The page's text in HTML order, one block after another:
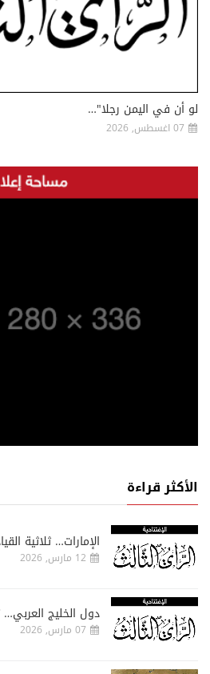
لو أن في اليمن رجلا"…
07 اغسطس, 2026
الأكثر قراءة
الإمارات… ثلاثية
12 مارس, 2026
دول الخليج
07 مارس, 2026